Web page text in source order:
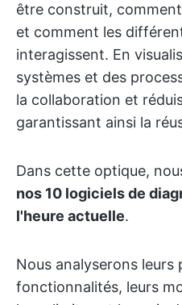
être construit,
et comment les
interagissent. En
systèmes et des
la collaboration et
garantissant ainsi la
Dans cette optique,
nos 10 logiciels de
l'heure actuelle.
Nous analyserons leurs
fonctionnalités, leurs